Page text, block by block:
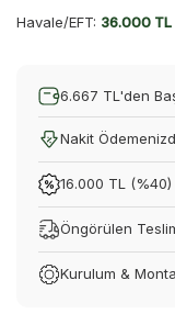
Havale/EFT: 36.000 TL
6.667 TL'den
Nakit
16.000 TL (%40)
Öngörülen
Kurulum &